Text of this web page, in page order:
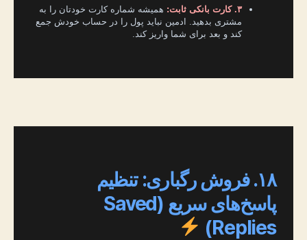
۳. کارت بانکی ثابت:
همیشه شماره کارت خودتان را به
مشتری بدهید. ادمین نباید پول را در حساب خودش جمع
کند و بعد برای شما واریز کند.
۱۸. فروش رگباری: تنظیم
پاسخ‌های سریع (Saved
Replies)